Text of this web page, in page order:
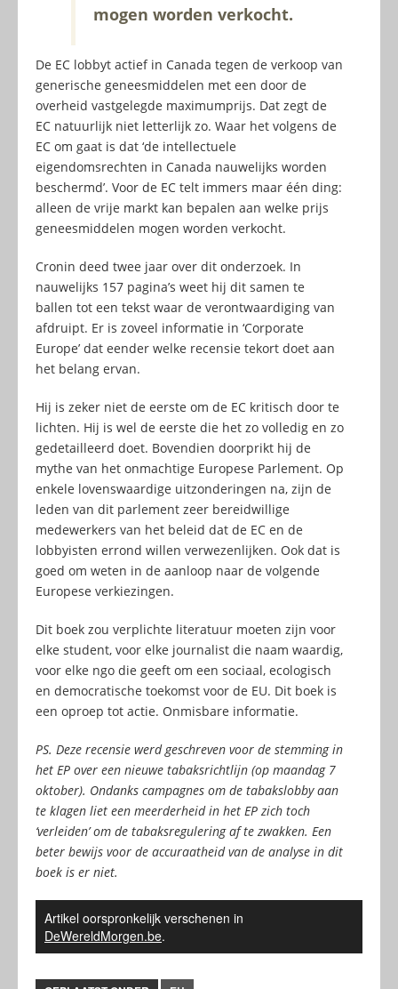
mogen worden verkocht.
De EC lobbyt actief in Canada tegen de verkoop van
generische geneesmiddelen met een door de
overheid vastgelegde maximumprijs. Dat zegt de
EC natuurlijk niet letterlijk zo. Waar het volgens de
EC om gaat is dat ‘de intellectuele
eigendomsrechten in Canada nauwelijks worden
beschermd’. Voor de EC telt immers maar één ding:
alleen de vrije markt kan bepalen aan welke prijs
geneesmiddelen mogen worden verkocht.
Cronin deed twee jaar over dit onderzoek. In
nauwelijks 157 pagina’s weet hij dit samen te
ballen tot een tekst waar de verontwaardiging van
afdruipt. Er is zoveel informatie in ‘Corporate
Europe’ dat eender welke recensie tekort doet aan
het belang ervan.
Hij is zeker niet de eerste om de EC kritisch door te
lichten. Hij is wel de eerste die het zo volledig en zo
gedetailleerd doet. Bovendien doorprikt hij de
mythe van het onmachtige Europese Parlement. Op
enkele lovenswaardige uitzonderingen na, zijn de
leden van dit parlement zeer bereidwillige
medewerkers van het beleid dat de EC en de
lobbyisten errond willen verwezenlijken. Ook dat is
goed om weten in de aanloop naar de volgende
Europese verkiezingen.
Dit boek zou verplichte literatuur moeten zijn voor
elke student, voor elke journalist die naam waardig,
voor elke ngo die geeft om een sociaal, ecologisch
en democratische toekomst voor de EU. Dit boek is
een oproep tot actie. Onmisbare informatie.
PS. Deze recensie werd geschreven voor de stemming in
het EP over een nieuwe tabaksrichtlijn (op maandag 7
oktober). Ondanks campagnes om de tabakslobby aan
te klagen liet een meerderheid in het EP zich toch
‘verleiden’ om de tabaksregulering af te zwakken. Een
beter bewijs voor de accuraatheid van de analyse in dit
boek is er niet.
Artikel oorspronkelijk verschenen in
DeWereldMorgen.be.